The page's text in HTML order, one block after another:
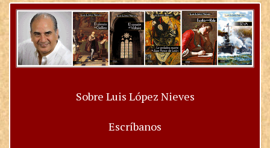
Sobre Luis López Nieves
Escríbanos